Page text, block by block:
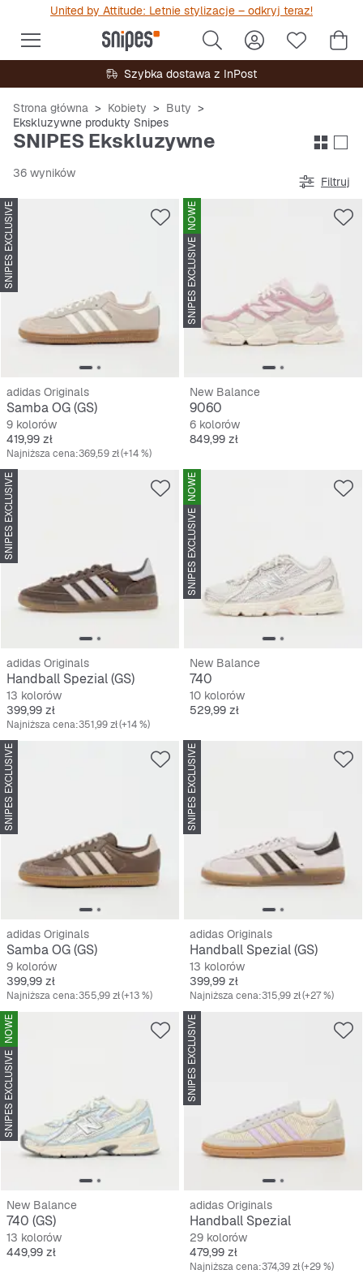
United by Attitude: Letnie stylizacje – odkryj teraz!
Szybka dostawa z InPost
Strona główna Kobiety
Buty
Ekskluzywne produkty Snipes
SNIPES Ekskluzywne
36 wyników
Filtruj
SNIPES EXCLUSIVE
adidas Originals
Samba OG (GS)
9 kolorów
Cena
419,99 zł
Najniższa cena:369,59 zł(+14 %)
NOWE
SNIPES EXCLUSIVE
New Balance
9060
6 kolorów
Cena
849,99 zł
SNIPES EXCLUSIVE
adidas Originals
Handball Spezial (GS)
13 kolorów
Cena
399,99 zł
Najniższa cena:351,99 zł(+14 %)
NOWE
SNIPES EXCLUSIVE
New Balance
740
10 kolorów
Cena
529,99 zł
SNIPES EXCLUSIVE
adidas Originals
Samba OG (GS)
9 kolorów
Cena
399,99 zł
Najniższa cena:355,99 zł(+13 %)
SNIPES EXCLUSIVE
adidas Originals
Handball Spezial (GS)
13 kolorów
Cena
399,99 zł
Najniższa cena:315,99 zł(+27 %)
NOWE
SNIPES EXCLUSIVE
New Balance
740 (GS)
13 kolorów
Cena
449,99 zł
SNIPES EXCLUSIVE
adidas Originals
Handball Spezial
29 kolorów
Cena
479,99 zł
Najniższa cena:374,39 zł(+29 %)